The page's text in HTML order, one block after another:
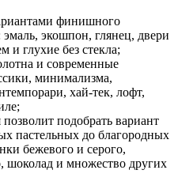
финишного
экошпон, глянец, двери
и глухие без стекла;
и современные
минимализма,
хай-тек, лофт,
подобрать вариант
пастельных до благородных
бежевого и серого,
шоколад и множество других